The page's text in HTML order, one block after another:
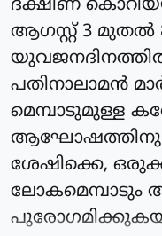
ദക്ഷിണ
ആഗസ്റ്റ് 3 മുതല്‍
പതിനാലാമന്‍
മെമ്പാടുമുള്ള
ആഘോഷത്തിനു
ശേഷിക്കെ,
ലോകമെമ്പാടും